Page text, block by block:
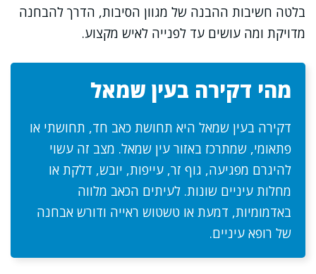
בלטה חשיבות ההבנה של מגוון הסיבות, הדרך להבחנה
מדויקת ומה עושים עד לפנייה לאיש מקצוע.
מהי דקירה בעין שמאל
דקירה בעין שמאל היא תחושת כאב חד, תחושתי או
פתאומי, שמתרכז באזור עין שמאל. מצב זה עשוי
להיגרם מפגיעה, גוף זר, עייפות, יובש, דלקת או
מחלות עיניים שונות. לעיתים הכאב מלווה
באדמומיות, דמעת או טשטוש ראייה ודורש אבחנה
של רופא עיניים.